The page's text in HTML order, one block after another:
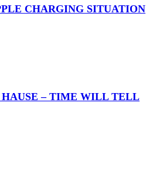
CHARGING SITUATION
HAUSE – TIME WILL TELL